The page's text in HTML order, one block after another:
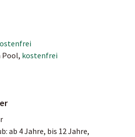
Pool, kostenfrei
ab 4 Jahre, bis 12 Jahre,